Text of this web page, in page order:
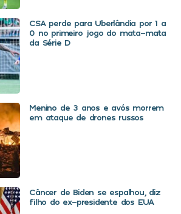
CSA perde para Uberlândia por 1 a
0 no primeiro jogo do mata-mata
da Série D
Menino de 3 anos e avós morrem
em ataque de drones russos
Câncer de Biden se espalhou, diz
filho do ex-presidente dos EUA